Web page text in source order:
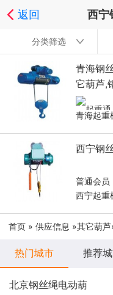
返回 西宁
分类筛选
青海钢
它葫芦,
青海起重
西宁钢
普通会员
西宁起重
首页 » 供应信息 »其它葫芦
热门城市 推荐
北京钢丝绳电动葫